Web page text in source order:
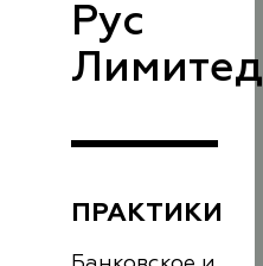
Рус
Лимитед
ПРАКТИКИ